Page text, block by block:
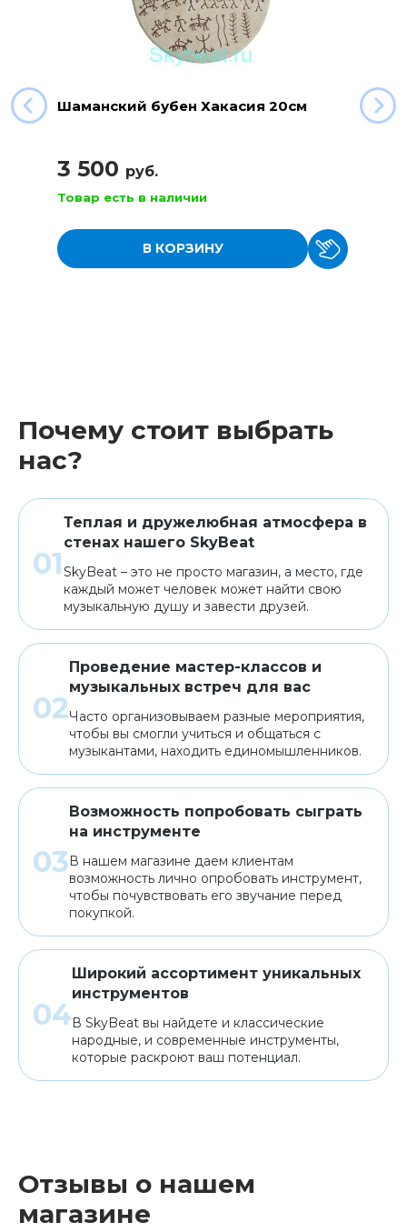
Шаманский бубен Хакасия 20см
3 500 руб.
Товар есть в наличии
В КОРЗИНУ
Почему стоит выбрать
нас?
Теплая и дружелюбная атмосфера в
стенах нашего SkyBeat
SkyBeat – это не просто магазин, а место, где
каждый может человек может найти свою
музыкальную душу и завести друзей.
Проведение мастер-классов и
музыкальных встреч для вас
Часто организовываем разные мероприятия,
чтобы вы смогли учиться и общаться с
музыкантами, находить единомышленников.
Возможность попробовать сыграть
на инструменте
В нашем магазине даем клиентам
возможность лично опробовать инструмент,
чтобы почувствовать его звучание перед
покупкой.
Широкий ассортимент уникальных
инструментов
В SkyBeat вы найдете и классические
народные, и современные инструменты,
которые раскроют ваш потенциал.
Отзывы о нашем
магазине